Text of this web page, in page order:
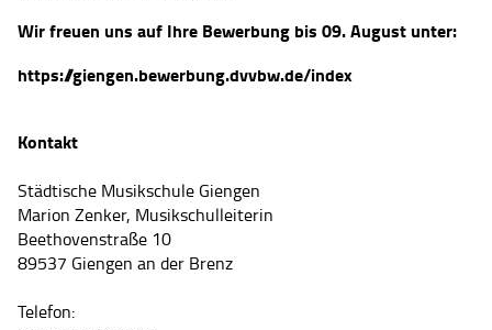
Wir freuen uns auf Ihre Bewerbung bis 09. August unter:
https://giengen.bewerbung.dvvbw.de/index
Kontakt
Städtische Musikschule Giengen
Marion Zenker, Musikschulleiterin
Beethovenstraße 10
89537 Giengen an der Brenz
Telefon: